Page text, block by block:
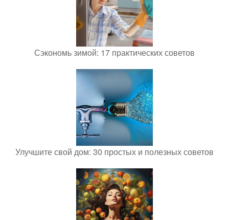
Сэкономь зимой: 17 практических советов
Улучшите свой дом: 30 простых и полезных советов